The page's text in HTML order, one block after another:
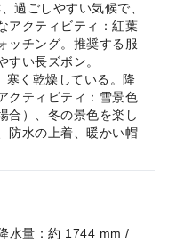
過ごしやすい気候で、
アクティビティ：紅葉
ッチング。推奨する服
い長ズボン。
く乾燥している。降
クティビティ：雪景色
合）、冬の景色を楽し
防水の上着、暖かい帽
水量：約 1744 mm /